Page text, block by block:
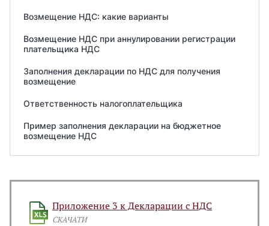
Возмещение НДС: какие варианты
Возмещение НДС при аннулировании регистрации
плательщика НДС
Заполнения декларации по НДС для получения
возмещение
Ответственность налогоплательщика
Пример заполнения декларации на бюджетное
возмещение НДС
Приложение 3 к Декларации с НДС
СКАЧАТИ